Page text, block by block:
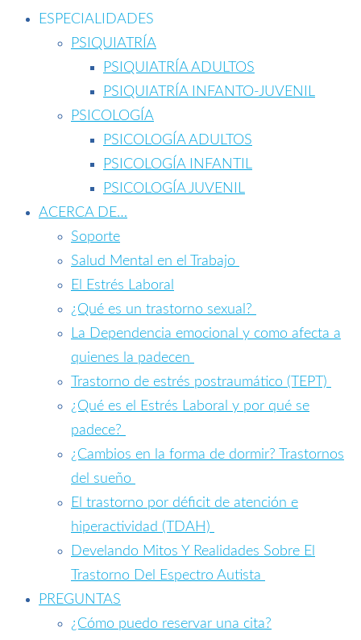
ESPECIALIDADES
PSIQUIATRÍA
PSIQUIATRÍA ADULTOS
PSIQUIATRÍA INFANTO-JUVENIL
PSICOLOGÍA
PSICOLOGÍA ADULTOS
PSICOLOGÍA INFANTIL
PSICOLOGÍA JUVENIL
ACERCA DE…
Soporte
Salud Mental en el Trabajo
El Estrés Laboral
¿Qué es un trastorno sexual?
La Dependencia emocional y como afecta a
quienes la padecen
Trastorno de estrés postraumático (TEPT)
¿Qué es el Estrés Laboral y por qué se
padece?
¿Cambios en la forma de dormir? Trastornos
del sueño
El trastorno por déficit de atención e
hiperactividad (TDAH)
Develando Mitos Y Realidades Sobre El
Trastorno Del Espectro Autista
PREGUNTAS
¿Cómo puedo reservar una cita?